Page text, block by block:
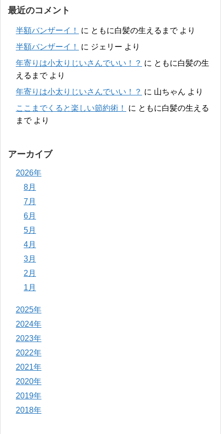
最近のコメント
半額バンザーイ！ に ともに白髪の生えるまでより
半額バンザーイ！
に ジェリー より
年寄りは小太りじいさんでいい！？ に ともに白髪の生
えるまでより
年寄りは小太りじいさんでいい！？ に 山ちゃん より
ここまでくると楽しい節約術！
に ともに白髪の生える
までより
アーカイブ
2026年
8月
7月
6月
5月
4月
3月
2月
1月
2025年
2024年
2023年
2022年
2021年
2020年
2019年
2018年